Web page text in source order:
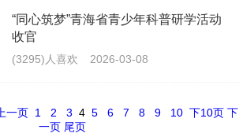
“同心筑梦”青海省青少年科普研学活动
收官
(3295)人喜欢 2026-03-08
上一页 1 2 3 4 5 6 7 8 9 10 下10页 下
一页 尾页